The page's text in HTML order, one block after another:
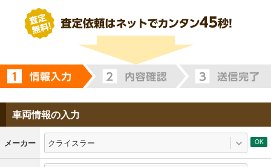
車両情報の入力
メーカー クライスラー